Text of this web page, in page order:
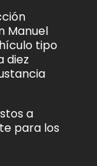
Manuel
tipo
diez
a
para los